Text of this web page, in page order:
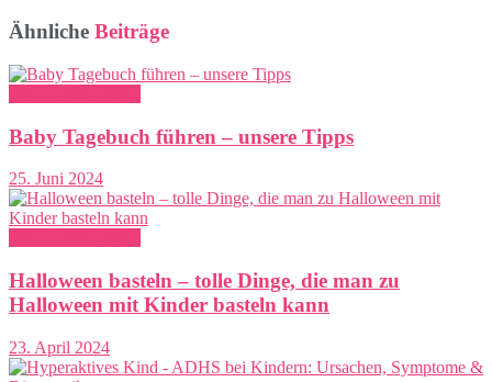
Ähnliche Beiträge
Baby Tagebuch führen – unsere Tipps
25. Juni 2024
Halloween basteln – tolle Dinge, die man zu
Halloween mit Kinder basteln kann
23. April 2024